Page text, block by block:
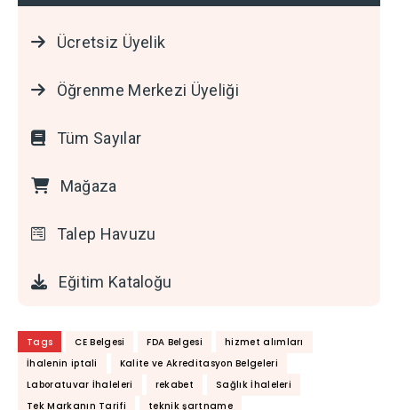
Ücretsiz Üyelik
Öğrenme Merkezi Üyeliği
Tüm Sayılar
Mağaza
Talep Havuzu
Eğitim Kataloğu
Tags CE Belgesi FDA Belgesi
hizmet alımları
İhalenin iptali
Kalite ve Akreditasyon Belgeleri
Laboratuvar İhaleleri
rekabet
Sağlık İhaleleri
Tek Markanın Tarifi
teknik şartname